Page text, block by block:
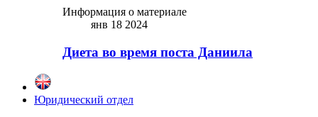
Информация о материале
янв 18 2024
Диета во время поста Даниила
Юридический отдел